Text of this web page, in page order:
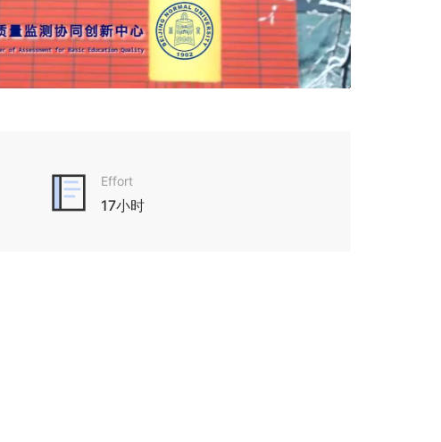
Effort
17小时